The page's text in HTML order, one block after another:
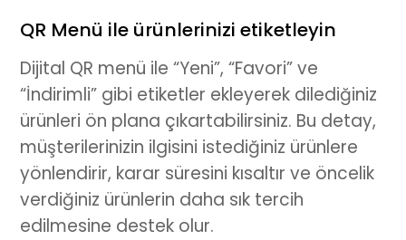
QR Menü ile ürünlerinizi etiketleyin
Dijital QR menü ile “Yeni”, “Favori” ve
“İndirimli” gibi etiketler ekleyerek dilediğiniz
ürünleri ön plana çıkartabilirsiniz. Bu detay,
müşterilerinizin ilgisini istediğiniz ürünlere
yönlendirir, karar süresini kısaltır ve öncelik
verdiğiniz ürünlerin daha sık tercih
edilmesine destek olur.